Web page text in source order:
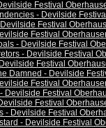
Festival
- Devilside
Festival
Festival
- Devilside Festival
- Devilside Festival
Festival
Damned - Devilside
Festival
Devilside Festival
Festival
- Devilside Festival
- Devilside Festival